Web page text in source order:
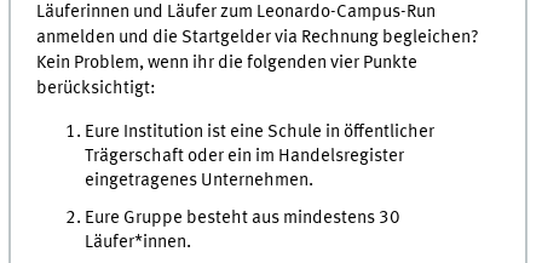
Läuferinnen und Läufer zum Leonardo-Campus-Run
anmelden und die Startgelder via Rechnung begleichen?
Kein Problem, wenn ihr die folgenden vier Punkte
berücksichtigt:
Eure Institution ist eine Schule in öffentlicher
Trägerschaft oder ein im Handelsregister
eingetragenes Unternehmen.
Eure Gruppe besteht aus mindestens 30
Läufer*innen.